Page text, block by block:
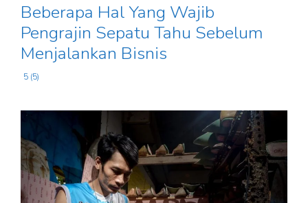
Beberapa Hal Yang Wajib
Pengrajin Sepatu Tahu Sebelum
Menjalankan Bisnis
5 (5)